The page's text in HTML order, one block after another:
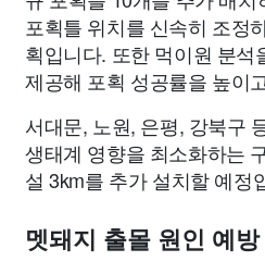
포획틀 위치를 신속히 조정
획입니다. 또한 먹이원 분
제공해 포획 성공률을 높이
서대문, 노원, 은평, 강북구
생태계 영향을 최소화하는
설 3km를 추가 설치할 예정
멧돼지 출몰 원인 예